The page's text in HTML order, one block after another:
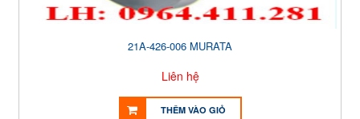
21A-426-006 MURATA
Liên hệ
THÊM VÀO GIỎ